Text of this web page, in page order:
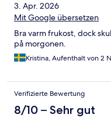
3. Apr. 2026
Mit Google übersetzen
Bra varm frukost, dock
på morgonen.
Kristina, Aufenthalt von 2
Verifizierte Bewertung
8/10 – Sehr gut